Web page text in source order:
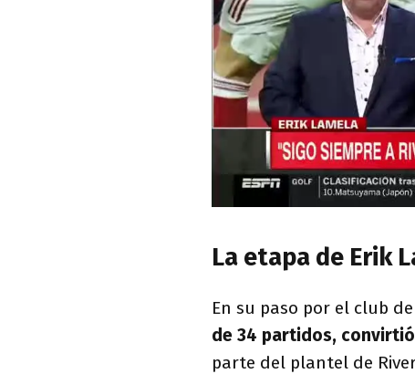
La etapa de Erik
En su paso por el club
de 34 partidos,
parte del plantel de